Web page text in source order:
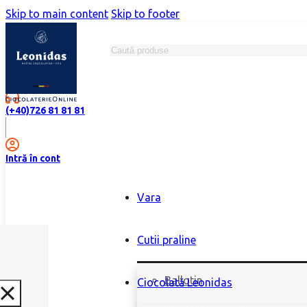
Skip to main content Skip to footer
Magazine
(+40)726 81 81 81
Intră în cont
Vara
Cutii praline
Ballotin
Ciocolată Leonidas